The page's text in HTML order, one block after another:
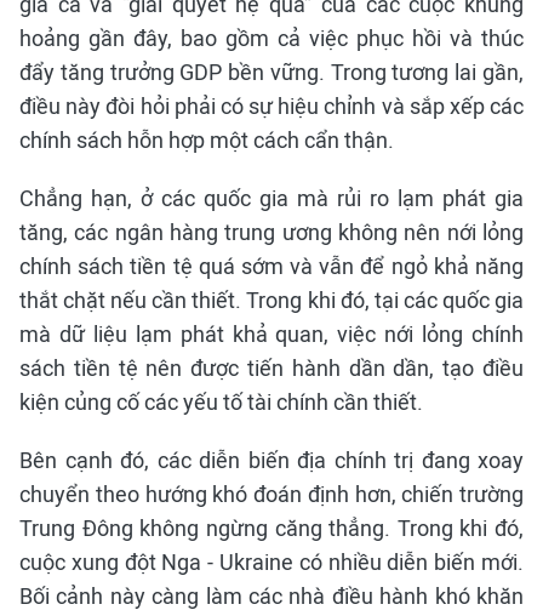
hoảng gần đây, bao gồm cả việc phục hồi và thúc
đẩy tăng trưởng GDP bền vững. Trong tương lai gần,
điều này đòi hỏi phải có sự hiệu chỉnh và sắp xếp các
chính sách hỗn hợp một cách cẩn thận.
Chẳng hạn, ở các quốc gia mà rủi ro lạm phát gia
tăng, các ngân hàng trung ương không nên nới lỏng
chính sách tiền tệ quá sớm và vẫn để ngỏ khả năng
thắt chặt nếu cần thiết. Trong khi đó, tại các quốc gia
mà dữ liệu lạm phát khả quan, việc nới lỏng chính
sách tiền tệ nên được tiến hành dần dần, tạo điều
kiện củng cố các yếu tố tài chính cần thiết.
Bên cạnh đó, các diễn biến địa chính trị đang xoay
chuyển theo hướng khó đoán định hơn, chiến trường
Trung Đông không ngừng căng thẳng. Trong khi đó,
cuộc xung đột Nga - Ukraine có nhiều diễn biến mới.
Bối cảnh này càng làm các nhà điều hành khó khăn